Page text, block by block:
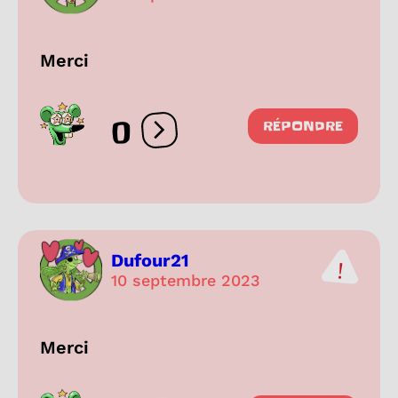
Merci
0 Ouvrir les réactions
RÉPONDRE
Dufour21
10 septembre 2023
Merci